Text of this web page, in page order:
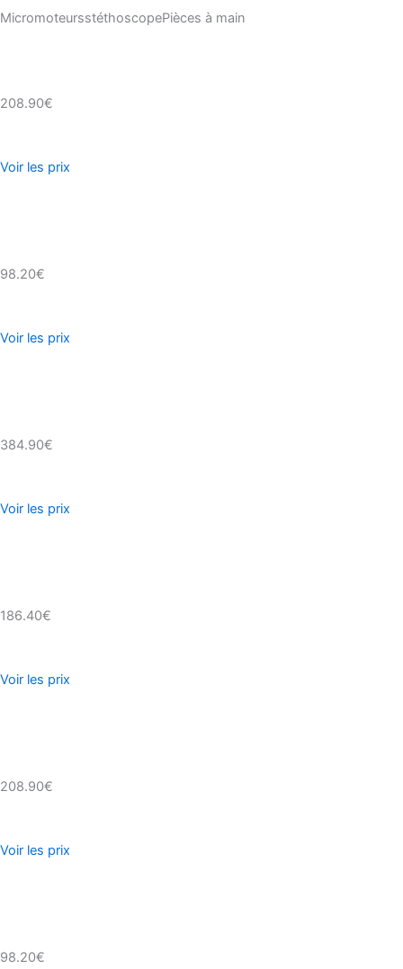
MicromoteursstéthoscopePièces à main
208.90€
Voir les prix
98.20€
Voir les prix
384.90€
Voir les prix
186.40€
Voir les prix
208.90€
Voir les prix
98.20€